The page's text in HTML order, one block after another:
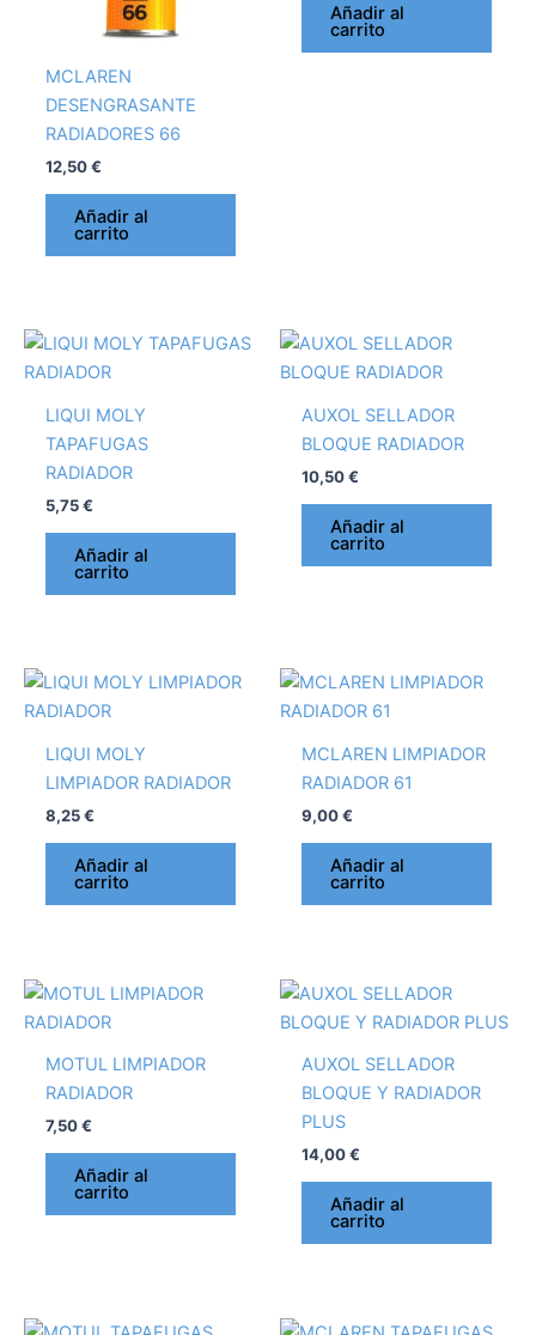
MCLAREN
DESENGRASANTE
RADIADORES 66
12,50€
Añadir al
carrito
Añadir al
carrito
LIQUI MOLY
TAPAFUGAS
RADIADOR
5,75€
Añadir al
carrito
AUXOL SELLADOR
BLOQUE RADIADOR
10,50€
Añadir al
carrito
LIQUI MOLY
LIMPIADOR RADIADOR
8,25€
Añadir al
carrito
MCLAREN LIMPIADOR
RADIADOR 61
9,00€
Añadir al
carrito
MOTUL LIMPIADOR
RADIADOR
7,50€
Añadir al
carrito
AUXOL SELLADOR
BLOQUE Y RADIADOR
PLUS
14,00€
Añadir al
carrito